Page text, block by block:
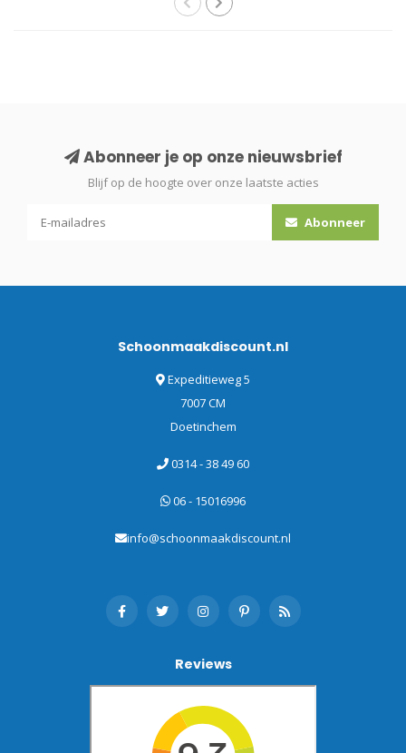
Abonneer je op onze nieuwsbrief
Blijf op de hoogte over onze laatste acties
Abonneer
Schoonmaakdiscount.nl
Expeditieweg 5
7007 CM
Doetinchem
0314 - 38 49 60
06 - 15016996
info@schoonmaakdiscount.nl
Reviews